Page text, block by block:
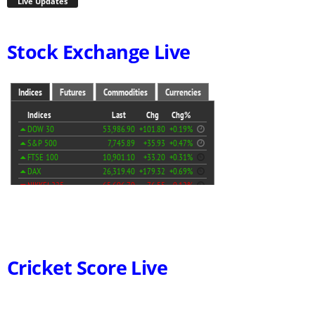
Stock Exchange Live
Cricket Score Live